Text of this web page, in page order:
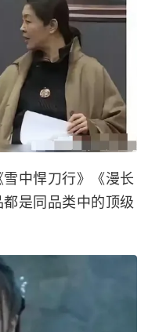
中悍刀行》《漫长
是同品类中的顶级